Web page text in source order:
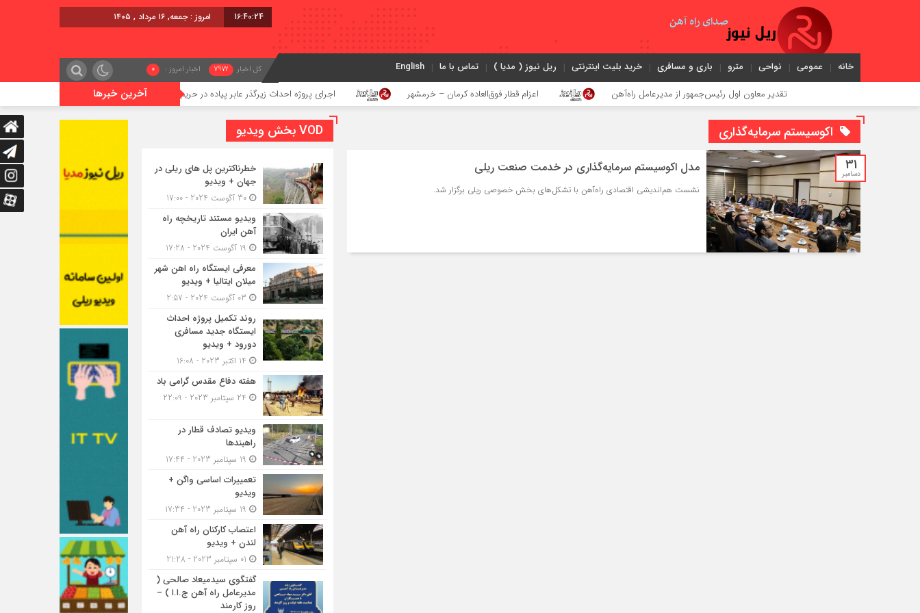
16:40:25 امروز : جمعه, ۱۶ مرداد , ۱۴۰۵
خانه عمومی نواحی مترو باری و مسافری خرید بلیت اینترنتی ریل نیوز ( مدیا ) تماس با ما English کل اخبار 7972 اخبار امروز : 0
آخرین خبرها تقدیر معاون اول رئیس‌جمهور از مدیرعامل راه‌آهن اعزام قطار فوق‌العاده کرمان – خرمشهر اجرای پروژه احداث زیرگذر عابر پیاده در حریم ریلی قائمشهر گوگوچانی سکان نیروی کشش
اکوسیستم سرمایه‌گذاری
31
دسامبر مدل اکوسیستم سرمایه‌گذاری در خدمت صنعت ریلی
نشست هم‌اندیشی اقتصادی راه‌آهن با تشکل‌های بخش خصوصی ریلی برگزار شد.
VOD بخش ویدیو
خطرناکترین پل های ریلی در
جهان + ویدیو
ویدیو مستند تاریخچه راه
آهن ایران
معرفی ایستگاه راه اهن شهر
میلان ایتالیا + ویدیو
روند تکمیل پروژه احداث
ایستگاه جدید مسافری
دورود + ویدیو
هفته دفاع مقدس گرامی باد
ویدیو تصادف قطار در
راهبندها
تعمییرات اساسی واگن +
ویدیو
اعتصاب کارکنان راه آهن
لندن + ویدیو
گفتگوی سیدمیعاد صالحی (
مدیرعامل راه آهن ج.ا.ا ) –
روز کارمند